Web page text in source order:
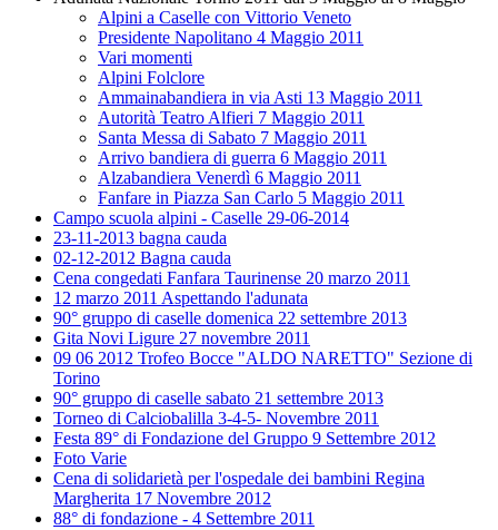
Alpini a Caselle con Vittorio Veneto
Presidente Napolitano 4 Maggio 2011
Vari momenti
Alpini Folclore
Ammainabandiera in via Asti 13 Maggio 2011
Autorità Teatro Alfieri 7 Maggio 2011
Santa Messa di Sabato 7 Maggio 2011
Arrivo bandiera di guerra 6 Maggio 2011
Alzabandiera Venerdì 6 Maggio 2011
Fanfare in Piazza San Carlo 5 Maggio 2011
Campo scuola alpini - Caselle 29-06-2014
23-11-2013 bagna cauda
02-12-2012 Bagna cauda
Cena congedati Fanfara Taurinense 20 marzo 2011
12 marzo 2011 Aspettando l'adunata
90° gruppo di caselle domenica 22 settembre 2013
Gita Novi Ligure 27 novembre 2011
09 06 2012 Trofeo Bocce "ALDO NARETTO" Sezione di
Torino
90° gruppo di caselle sabato 21 settembre 2013
Torneo di Calciobalilla 3-4-5- Novembre 2011
Festa 89° di Fondazione del Gruppo 9 Settembre 2012
Foto Varie
Cena di solidarietà per l'ospedale dei bambini Regina
Margherita 17 Novembre 2012
88° di fondazione - 4 Settembre 2011